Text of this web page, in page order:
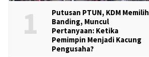
1
Putusan PTUN, KDM Memilih
Banding, Muncul
Pertanyaan: Ketika
Pemimpin Menjadi Kacung
Pengusaha?